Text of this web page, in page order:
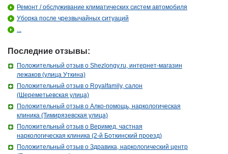
Ремонт / обслуживание климатических систем автомобиля
Уборка после чрезвычайных ситуаций
...
Последние отзывы:
Положительный отзыв о Shezlongy.ru, интернет-магазин
лежаков (улица Уткина)
Положительный отзыв о Royalfamily, салон
(Шереметьевская улица)
Положительный отзыв о Алко-помощь, наркологическая
клиника (Тимирязевская улица)
Положительный отзыв о Веримед, частная
наркологическая клиника (2-й Боткинский проезд)
Положительный отзыв о Здравика, наркологический центр